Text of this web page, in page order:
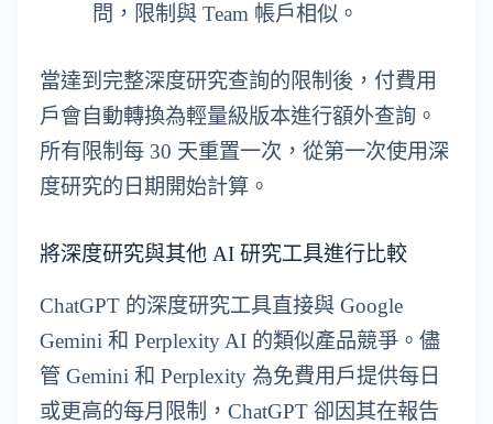
問，限制與 Team 帳戶相似。
當達到完整深度研究查詢的限制後，付費用
戶會自動轉換為輕量級版本進行額外查詢。
所有限制每 30 天重置一次，從第一次使用深
度研究的日期開始計算。
將深度研究與其他 AI 研究工具進行比較
ChatGPT 的深度研究工具直接與 Google
Gemini 和 Perplexity AI 的類似產品競爭。儘
管 Gemini 和 Perplexity 為免費用戶提供每日
或更高的每月限制，ChatGPT 卻因其在報告